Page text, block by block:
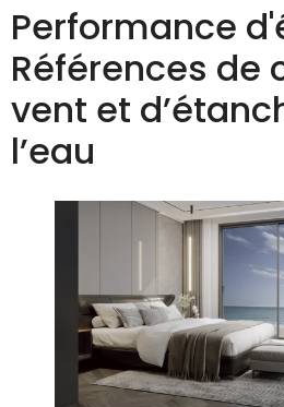
Performance
Références de
vent et
l’eau